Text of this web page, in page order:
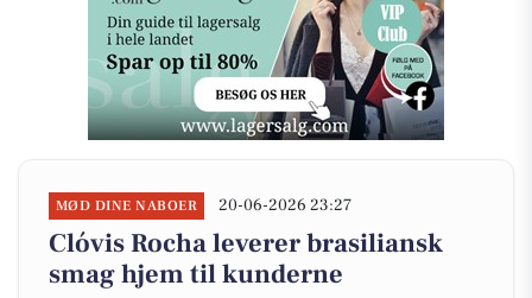
MØD DINE NABOER 20-06-2026 23:27
Clóvis Rocha leverer brasiliansk
smag hjem til kunderne